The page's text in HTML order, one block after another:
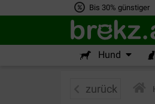
Bis 30% günstiger
Hund
zurück